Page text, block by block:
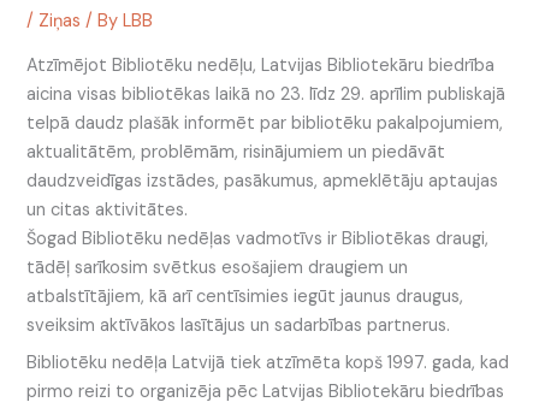
/ Ziņas / ByLBB
Atzīmējot Bibliotēku nedēļu, Latvijas Bibliotekāru biedrība
aicina visas bibliotēkas laikā no 23. līdz 29. aprīlim publiskajā
telpā daudz plašāk informēt par bibliotēku pakalpojumiem,
aktualitātēm, problēmām, risinājumiem un piedāvāt
daudzveidīgas izstādes, pasākumus, apmeklētāju aptaujas
un citas aktivitātes.
Šogad Bibliotēku nedēļas vadmotīvs ir Bibliotēkas draugi,
tādēļ sarīkosim svētkus esošajiem draugiem un
atbalstītājiem, kā arī centīsimies iegūt jaunus draugus,
sveiksim aktīvākos lasītājus un sadarbības partnerus.
Bibliotēku nedēļa Latvijā tiek atzīmēta kopš 1997. gada, kad
pirmo reizi to organizēja pēc Latvijas Bibliotekāru biedrības